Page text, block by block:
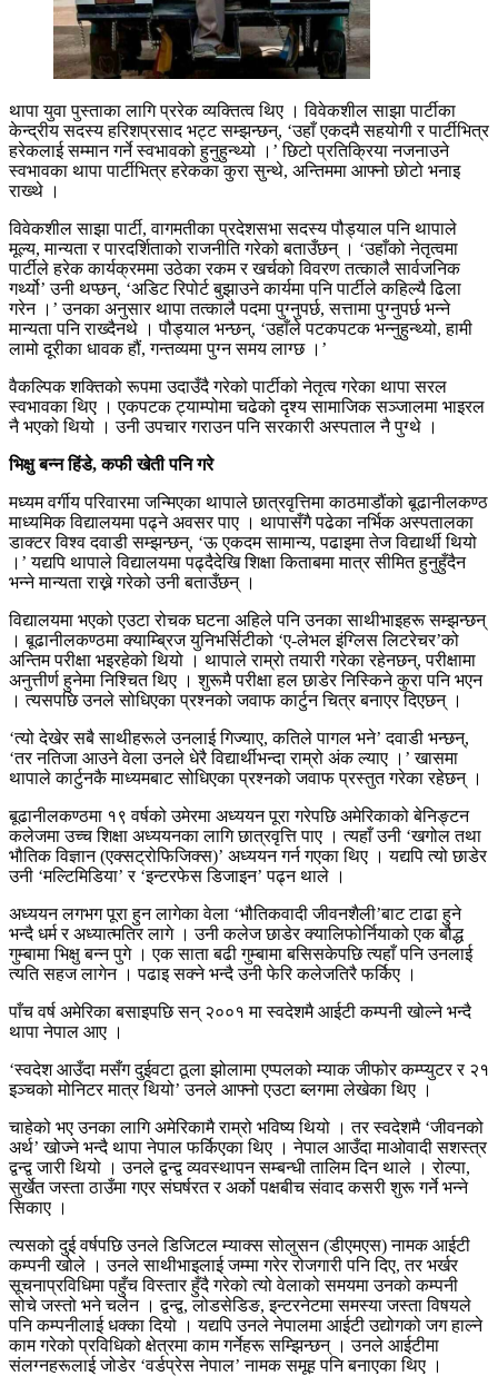
थापा युवा पुस्ताका लागि प्ररेक व्यक्तित्व थिए । विवेकशील साझा पार्टीका
केन्द्रीय सदस्य हरिशप्रसाद भट्ट सम्झन्छन्, ‘उहाँ एकदमै सहयोगी र पार्टीभित्र
हरेकलाई सम्मान गर्ने स्वभावको हुनुहुन्थ्यो ।’ छिटो प्रतिक्रिया नजनाउने
स्वभावका थापा पार्टीभित्र हरेकका कुरा सुन्थे, अन्तिममा आफ्नो छोटो भनाइ
राख्थे ।
विवेकशील साझा पार्टी, वागमतीका प्रदेशसभा सदस्य पौड्याल पनि थापाले
मूल्य, मान्यता र पारदर्शिताको राजनीति गरेको बताउँछन् । ‘उहाँको नेतृत्वमा
पार्टीले हरेक कार्यक्रममा उठेका रकम र खर्चको विवरण तत्कालै सार्वजनिक
गर्थ्यो’ उनी थप्छन्, ‘अडिट रिपोर्ट बुझाउने कार्यमा पनि पार्टीले कहिल्यै ढिला
गरेन ।’ उनका अनुसार थापा तत्कालै पदमा पुग्नुपर्छ, सत्तामा पुग्नुपर्छ भन्ने
मान्यता पनि राख्दैनथे । पौड्याल भन्छन्, ‘उहाँले पटकपटक भन्नुहुन्थ्यो, हामी
लामो दूरीका धावक हौं, गन्तव्यमा पुग्न समय लाग्छ ।’
वैकल्पिक शक्तिको रूपमा उदाउँदै गरेको पार्टीको नेतृत्व गरेका थापा सरल
स्वभावका थिए । एकपटक ट्याम्पोमा चढेको दृश्य सामाजिक सञ्जालमा भाइरल
नै भएको थियो । उनी उपचार गराउन पनि सरकारी अस्पताल नै पुग्थे ।
भिक्षु बन्न हिंडे, कफी खेती पनि गरे
मध्यम वर्गीय परिवारमा जन्मिएका थापाले छात्रवृत्तिमा काठमाडौंको बूढानीलकण्ठ
माध्यमिक विद्यालयमा पढ्ने अवसर पाए । थापासँगै पढेका नर्भिक अस्पतालका
डाक्टर विश्व दवाडी सम्झन्छन्, ‘ऊ एकदम सामान्य, पढाइमा तेज विद्यार्थी थियो
।’ यद्यपि थापाले विद्यालयमा पढ्दैदेखि शिक्षा किताबमा मात्र सीमित हुनुहुँदैन
भन्ने मान्यता राख्ने गरेको उनी बताउँछन् ।
विद्यालयमा भएको एउटा रोचक घटना अहिले पनि उनका साथीभाइहरू सम्झन्छन्
। बूढानीलकण्ठमा क्याम्ब्रिज युनिभर्सिटीको ‘ए-लेभल इंग्लिस लिटरेचर’को
अन्तिम परीक्षा भइरहेको थियो । थापाले राम्रो तयारी गरेका रहेनछन्, परीक्षामा
अनुत्तीर्ण हुनेमा निश्चित थिए । शुरूमै परीक्षा हल छाडेर निस्किने कुरा पनि भएन
। त्यसपछि उनले सोधिएका प्रश्नको जवाफ कार्टुन चित्र बनाएर दिएछन् ।
‘त्यो देखेर सबै साथीहरूले उनलाई गिज्याए, कतिले पागल भने’ दवाडी भन्छन्,
‘तर नतिजा आउने वेला उनले धेरै विद्यार्थीभन्दा राम्रो अंक ल्याए ।’ खासमा
थापाले कार्टुनकै माध्यमबाट सोधिएका प्रश्नको जवाफ प्रस्तुत गरेका रहेछन् ।
बूढानीलकण्ठमा १९ वर्षको उमेरमा अध्ययन पूरा गरेपछि अमेरिकाको बेनिङ्टन
कलेजमा उच्च शिक्षा अध्ययनका लागि छात्रवृत्ति पाए । त्यहाँ उनी ‘खगोल तथा
भौतिक विज्ञान (एक्सट्रोफिजिक्स)’ अध्ययन गर्न गएका थिए । यद्यपि त्यो छाडेर
उनी ‘मल्टिमिडिया’ र ‘इन्टरफेस डिजाइन’ पढ्न थाले ।
अध्ययन लगभग पूरा हुन लागेका वेला ‘भौतिकवादी जीवनशैली’बाट टाढा हुने
भन्दै धर्म र अध्यात्मतिर लागे । उनी कलेज छाडेर क्यालिफोर्नियाको एक बौद्ध
गुम्बामा भिक्षु बन्न पुगे । एक साता बढी गुम्बामा बसिसकेपछि त्यहाँ पनि उनलाई
त्यति सहज लागेन । पढाइ सक्ने भन्दै उनी फेरि कलेजतिरै फर्किए ।
पाँच वर्ष अमेरिका बसाइपछि सन् २००१ मा स्वदेशमै आईटी कम्पनी खोल्ने भन्दै
थापा नेपाल आए ।
‘स्वदेश आउँदा मसँग दुईवटा ठूला झोलामा एप्पलको म्याक जीफोर कम्प्युटर र २१
इञ्चको मोनिटर मात्र थियो’ उनले आफ्नो एउटा ब्लगमा लेखेका थिए ।
चाहेको भए उनका लागि अमेरिकामै राम्रो भविष्य थियो । तर स्वदेशमै ‘जीवनको
अर्थ’ खोज्ने भन्दै थापा नेपाल फर्किएका थिए । नेपाल आउँदा माओवादी सशस्त्र
द्वन्द्व जारी थियो । उनले द्वन्द्व व्यवस्थापन सम्बन्धी तालिम दिन थाले । रोल्पा,
सुर्खेत जस्ता ठाउँमा गएर संघर्षरत र अर्को पक्षबीच संवाद कसरी शुरू गर्ने भन्ने
सिकाए ।
त्यसको दुई वर्षपछि उनले डिजिटल म्याक्स सोलुसन (डीएमएस) नामक आईटी
कम्पनी खोले । उनले साथीभाइलाई जम्मा गरेर रोजगारी पनि दिए, तर भर्खर
सूचनाप्रविधिमा पहुँच विस्तार हुँदै गरेको त्यो वेलाको समयमा उनको कम्पनी
सोचे जस्तो भने चलेन । द्वन्द्व, लोडसेडिङ, इन्टरनेटमा समस्या जस्ता विषयले
पनि कम्पनीलाई धक्का दियो । यद्यपि उनले नेपालमा आईटी उद्योगको जग हाल्ने
काम गरेको प्रविधिको क्षेत्रमा काम गर्नेहरू सम्झिन्छन् । उनले आईटीमा
संलग्नहरूलाई जोडेर ‘वर्डप्रेस नेपाल’ नामक समूह पनि बनाएका थिए ।